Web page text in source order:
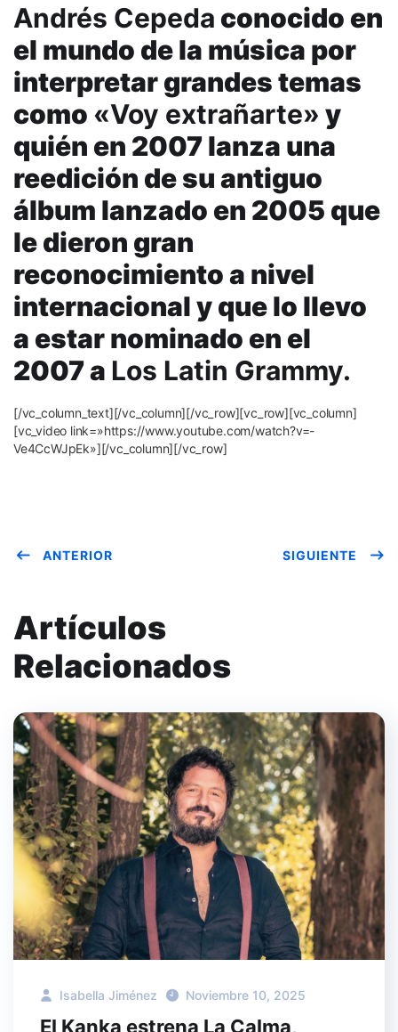
Andrés Cepeda conocido en
el mundo de la música por
interpretar grandes temas
como «Voy extrañarte» y
quién en 2007 lanza una
reedición de su antiguo
álbum lanzado en 2005 que
le dieron gran
reconocimiento a nivel
internacional y que lo llevo
a estar nominado en el
2007 a Los Latin Grammy.
[/vc_column_text][/vc_column][/vc_row][vc_row][vc_column]
[vc_video link=»https://www.youtube.com/watch?v=-
Ve4CcWJpEk»][/vc_column][/vc_row]
ANTERIOR SIGUIENTE
Artículos
Relacionados
Isabella Jiménez Noviembre 10, 2025
El Kanka estrena La Calma,